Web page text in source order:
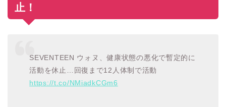
止！
SEVENTEEN ウォヌ、健康状態の悪化で暫定的に
活動を休止…回復まで12人体制で活動
https://t.co/NMiadkCGm6